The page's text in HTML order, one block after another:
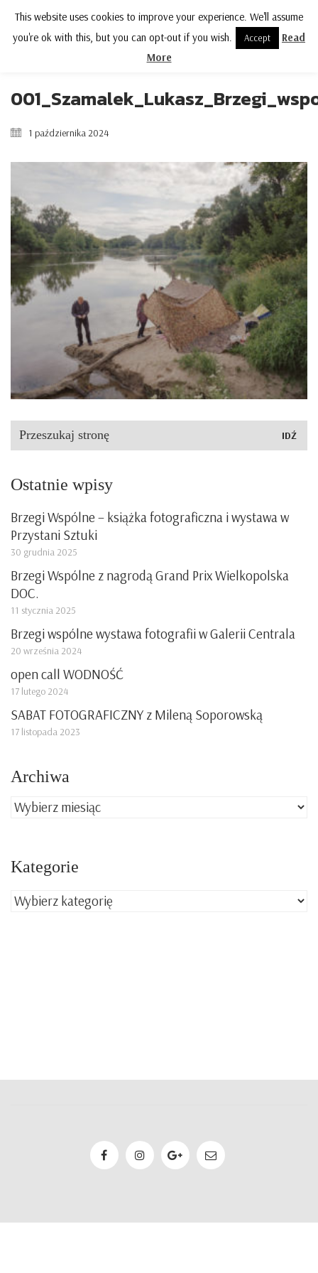
MENU
1 października 2024
Szukaj:
Ostatnie wpisy
Brzegi Wspólne – książka fotograficzna i wystawa w
Przystani Sztuki
30 grudnia 2025
Brzegi Wspólne z nagrodą Grand Prix Wielkopolska
DOC.
11 stycznia 2025
Brzegi wspólne wystawa fotografii w Galerii Centrala
20 września 2024
open call WODNOŚĆ
17 lutego 2024
SABAT FOTOGRAFICZNY z Mileną Soporowską
17 listopada 2023
Archiwa
Archiwa
Kategorie
Kategorie
This website uses cookies to improve your experience. We'll assume
you're ok with this, but you can opt-out if you wish.
Accept
Read
More